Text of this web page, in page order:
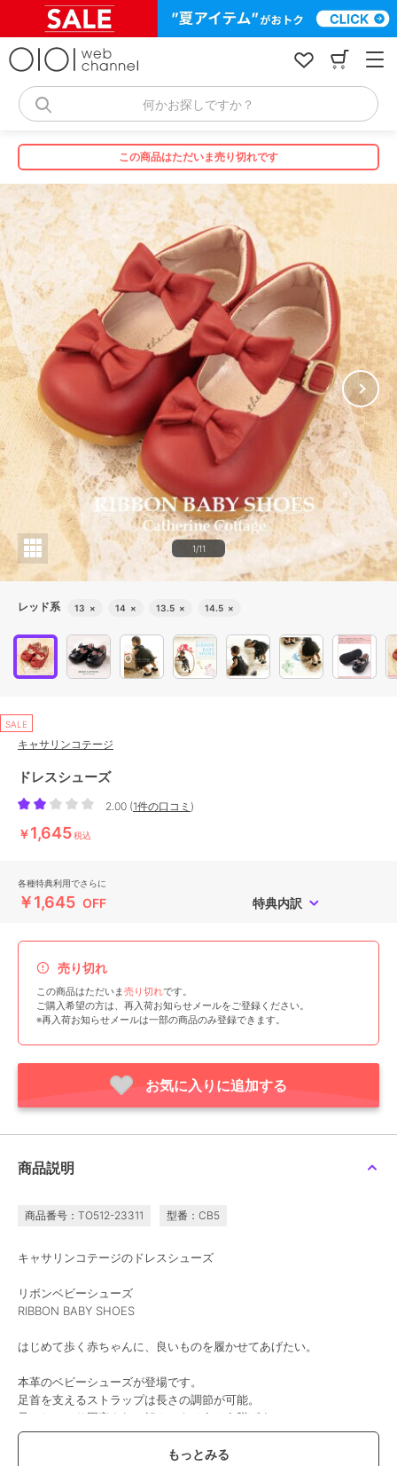
何かお探しですか？
この商品はただいま売り切れです
1/11
レッド系 13 × 14 × 13.5 × 14.5 ×
SALE
キャサリンコテージ
ドレスシューズ
2.00 (1件の口コミ )
￥1,645税込
各種特典利用でさらに
￥1,645 OFF 特典内訳
売り切れ
この商品はただいま売り切れです。
ご購入希望の方は、再入荷お知らせメールをご登録ください。
※再入荷お知らせメールは一部の商品のみ登録できます。
お気に入りに追加する
商品説明
商品番号：TO512-23311 型番：CB5
キャサリンコテージのドレスシューズ
リボンベビーシューズ
RIBBON BABY SHOES
はじめて歩く赤ちゃんに、良いものを履かせてあげたい。
本革のベビーシューズが登場です。
足首を支えるストラップは長さの調節が可能。
足にしっかり固定され、転んでもそうそう脱げません。
また、底は全体にクッションが入っており、
赤ちゃんの柔らかい足でも疲れにくいようになっています。